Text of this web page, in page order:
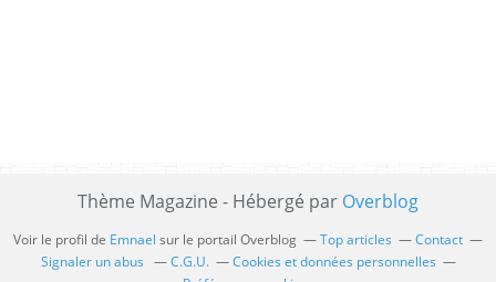
Thème Magazine - Hébergé par Overblog
Voir le profil de Emnael sur le portail Overblog Top articles
Contact
Signaler un abus
C.G.U.
Cookies et données personnelles